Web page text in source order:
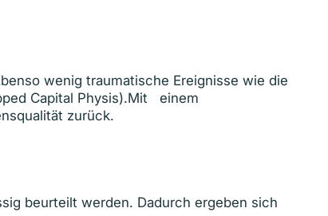
wenig traumatische Ereignisse wie die
Capital Physis).Mit einem
zurück.
beurteilt werden. Dadurch ergeben sich